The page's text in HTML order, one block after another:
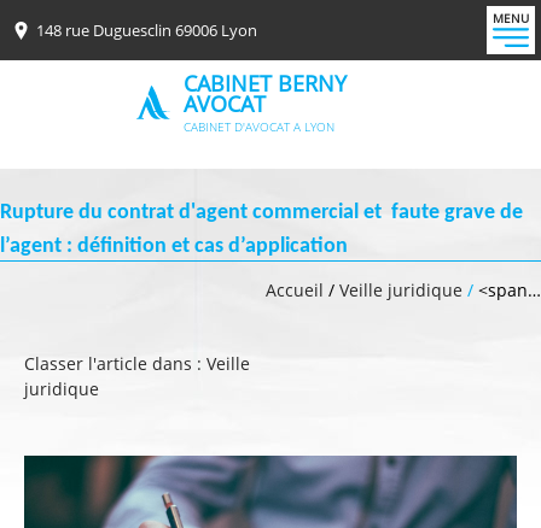
148 rue Duguesclin 69006 Lyon
CABINET BERNY
AVOCAT
CABINET D'AVOCAT A LYON
MENU
Rupture du contrat d'agent commercial et faute grave de
l’agent : définition et cas d’application
Accueil / Veille juridique / <span…
Classer l'article dans : Veille
juridique